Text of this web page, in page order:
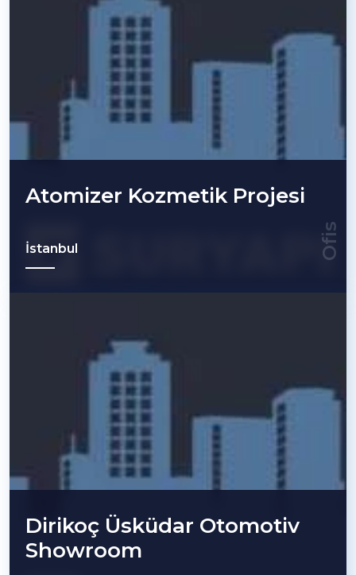
Ofis
Atomizer Kozmetik Projesi
İstanbul
Dirikoç Üsküdar Otomotiv
Showroom